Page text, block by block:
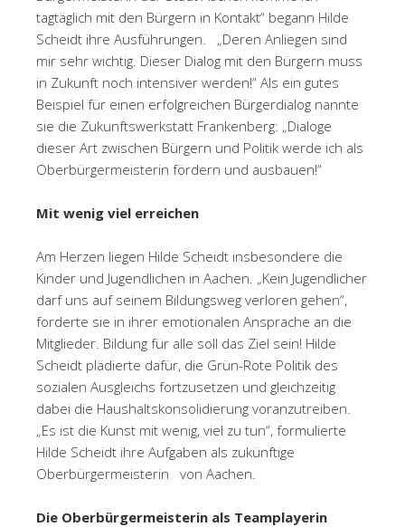
tagtäglich mit den Bürgern in Kontakt“ begann Hilde
Scheidt ihre Ausführungen. „Deren Anliegen sind
mir sehr wichtig. Dieser Dialog mit den Bürgern muss
in Zukunft noch intensiver werden!“ Als ein gutes
Beispiel für einen erfolgreichen Bürgerdialog nannte
sie die Zukunftswerkstatt Frankenberg: „Dialoge
dieser Art zwischen Bürgern und Politik werde ich als
Oberbürgermeisterin fördern und ausbauen!“
Mit wenig viel erreichen
Am Herzen liegen Hilde Scheidt insbesondere die
Kinder und Jugendlichen in Aachen. „Kein Jugendlicher
darf uns auf seinem Bildungsweg verloren gehen“,
forderte sie in ihrer emotionalen Ansprache an die
Mitglieder. Bildung für alle soll das Ziel sein! Hilde
Scheidt plädierte dafür, die Grün-Rote Politik des
sozialen Ausgleichs fortzusetzen und gleichzeitig
dabei die Haushaltskonsolidierung voranzutreiben.
„Es ist die Kunst mit wenig, viel zu tun“, formulierte
Hilde Scheidt ihre Aufgaben als zukünftige
Oberbürgermeisterin von Aachen.
Die Oberbürgermeisterin als Teamplayerin